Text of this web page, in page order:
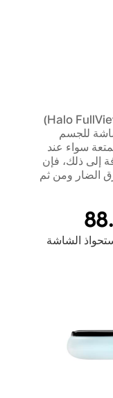
يتميز هاتف (Y1s) بشاشة عرض (™Halo FullView)
شاشة للجسم
سواء عند
إلى ذلك، فإن
الضار ومن ثم
الشاشة